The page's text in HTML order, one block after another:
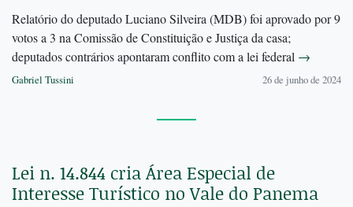
Relatório do deputado Luciano Silveira (MDB) foi aprovado por 9
votos a 3 na Comissão de Constituição e Justiça da casa;
deputados contrários apontaram conflito com a lei federal →
Gabriel Tussini 26 de junho de 2024
Lei n. 14.844 cria Área Especial de
Interesse Turístico no Vale do Panema